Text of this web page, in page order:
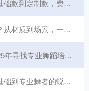
钱技巧全解析（2025年最新版）
篇讲透不同价位的选择逻辑
业舞蹈培训的全面指南
专业舞者的蜕变之路